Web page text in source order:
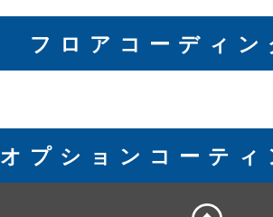
フロアコーディ
オプションコーテ